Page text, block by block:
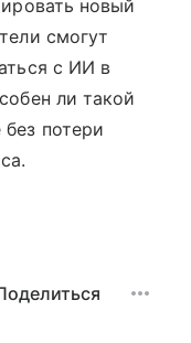
новый
смогут
с ИИ в
ли такой
потери